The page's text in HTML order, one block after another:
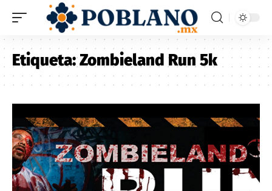
Etiqueta:Zombieland Run 5k